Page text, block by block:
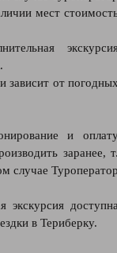
мест
зависит от
и
заранее,
случае
в Териберку.